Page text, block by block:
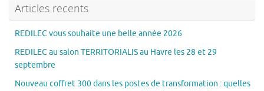
Articles recents
REDILEC vous souhaite une belle année 2026
REDILEC au salon TERRITORIALIS au Havre les 28 et 29
septembre
Nouveau coffret 300 dans les postes de transformation : quelles